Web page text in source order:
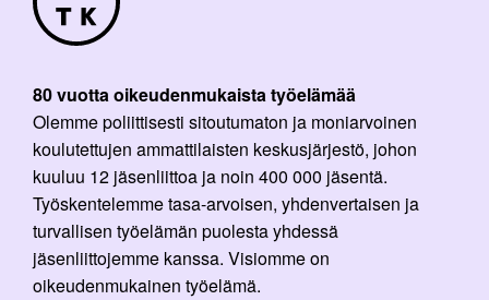
80 vuotta oikeudenmukaista työelämää
Olemme poliittisesti sitoutumaton ja moniarvoinen
koulutettujen ammattilaisten keskusjärjestö, johon
kuuluu 12 jäsenliittoa ja noin 400 000 jäsentä.
Työskentelemme tasa-arvoisen, yhdenvertaisen ja
turvallisen työelämän puolesta yhdessä
jäsenliittojemme kanssa. Visiomme on
oikeudenmukainen työelämä.